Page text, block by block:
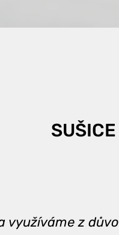
SUŠICE
využíváme z